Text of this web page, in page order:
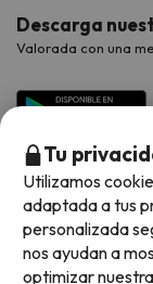
Descarga
Valorada con una
Tu
Utilizamos
adaptada a tus
personalizada
nos ayudan a
optimizar